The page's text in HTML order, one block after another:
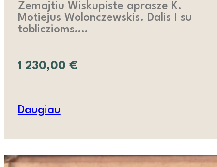
Žemajtiu Wiskupiste aprasze K.
Motiejus Wolonczewskis. Dalis I su
tobliczioms….
1 230,00 €
Daugiau